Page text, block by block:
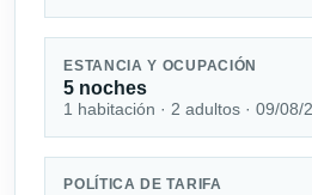
ESTANCIA Y OCUPACIÓN
5 noches
1 habitación · 2 adultos · 09/
POLÍTICA DE TARIFA